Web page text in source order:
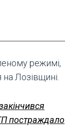
режимі,
Лозівщині.
постраждало